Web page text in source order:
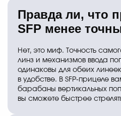
Правда ли, что
SFP менее
Нет, это миф. Точность
линз и механизмов ввода
одинаковы для обеих
в удобстве. В SFP-прицеле
барабаны вертикальных
вы сможете быстрее